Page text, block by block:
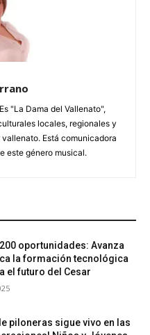
"La Dama del Vallenato",
locales, regionales y
Está comunicadora
este género musical.
oportunidades: Avanza
la formación tecnológica
el futuro del Cesar
piloneras sigue vivo en las